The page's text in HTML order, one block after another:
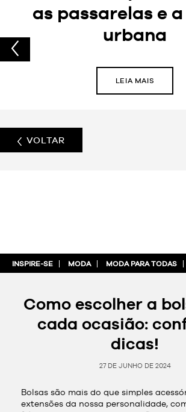
as passarelas e
urbana
LEIA MAIS
VOLTAR
INSPIRE-SE MODA MODA PARA TODAS
Como escolher a
cada ocasião:
dicas!
27 DE JUNHO DE 2024
Bolsas são mais do que simples
extensões da nossa personalidade,